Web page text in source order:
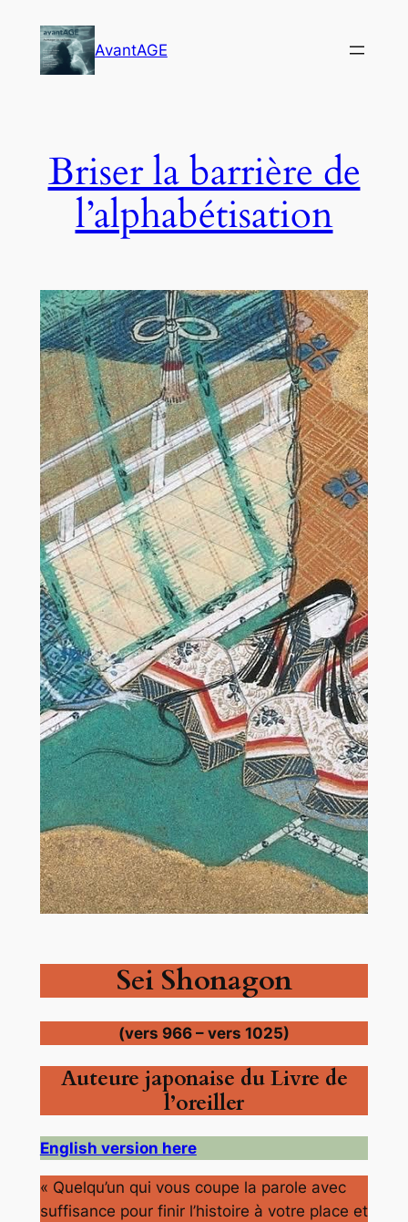
content
AvantAGE
Briser la barrière de
l’alphabétisation
Sei Shonagon
(vers 966 – vers 1025)
Auteure japonaise du Livre de
l’oreiller
English version here
« Quelqu’un qui vous coupe la parole avec
suffisance pour finir l’histoire à votre place et